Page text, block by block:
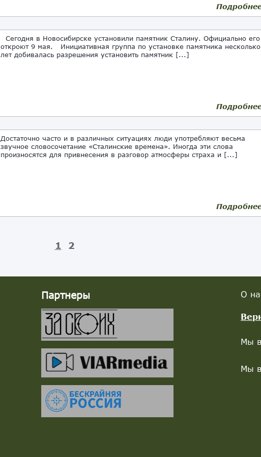
Сегодня в Новосибирске установили памятник Сталину. Официально его
откроют 9 мая. Инициативная группа по установке памятника несколько
лет добивалась разрешения установить памятник [...]
Достаточно часто и в различных ситуациях люди употребляют весьма
звучное словосочетание «Сталинские времена». Иногда эти слова
произносятся для привнесения в разговор атмосферы страха и [...]
1 2
Партнеры О
Мы
Мы